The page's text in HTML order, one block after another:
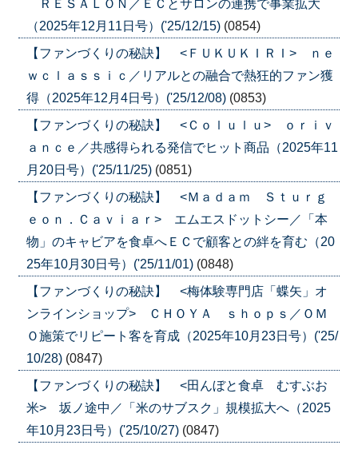
ＲＥＳＡＬＯＮ／ＥＣとサロンの連携で事業拡大
（2025年12月11日号）('25/12/15) (0854)
【ファンづくりの秘訣】 <ＦＵＫＵＫＩＲＩ> ｎｅ
ｗｃｌａｓｓｉｃ／リアルとの融合で熱狂的ファン獲
得（2025年12月4日号）('25/12/08) (0853)
【ファンづくりの秘訣】 <Ｃｏｌｕｌｕ> ｏｒｉｖ
ａｎｃｅ／共感得られる発信でヒット商品（2025年11
月20日号）('25/11/25) (0851)
【ファンづくりの秘訣】 <Ｍａｄａｍ Ｓｔｕｒｇ
ｅｏｎ．Ｃａｖｉａｒ> エムエスドットシー／「本
物」のキャビアを食卓へＥＣで顧客との絆を育む（20
25年10月30日号）('25/11/01) (0848)
【ファンづくりの秘訣】 <梅体験専門店「蝶矢」オ
ンラインショップ> ＣＨＯＹＡ ｓｈｏｐｓ／ＯＭ
Ｏ施策でリピート客を育成（2025年10月23日号）('25/
10/28) (0847)
【ファンづくりの秘訣】 <田んぼと食卓 むすぶお
米> 坂ノ途中／「米のサブスク」規模拡大へ（2025
年10月23日号）('25/10/27) (0847)